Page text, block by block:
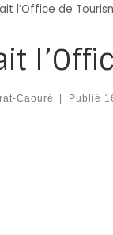
l’Office de
Caouré | Publié
des